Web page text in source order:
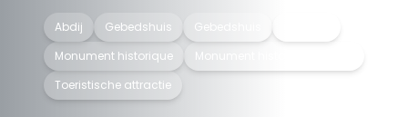
Abdij Gebedshuis Gebedshuis
Monument historique
Monument historique classé
Toeristische attractie